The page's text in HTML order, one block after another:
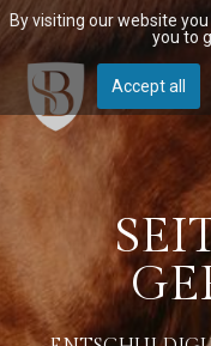
By visiting our website
you to
Accept all